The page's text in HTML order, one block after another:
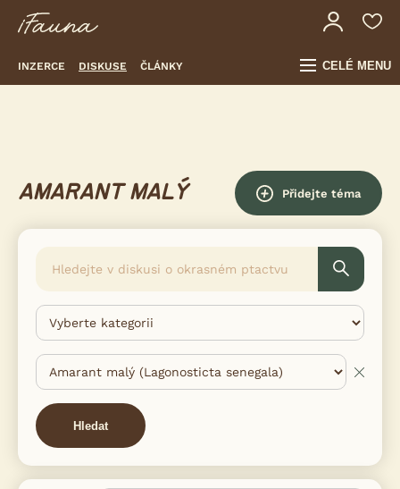
INZERCE DISKUSE ČLÁNKY CELÉ MENU
AMARANT MALÝ Přidejte téma
Hledat